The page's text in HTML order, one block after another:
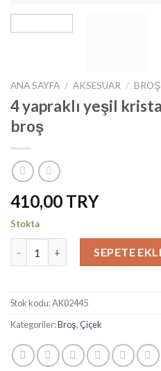
ANA SAYFA / AKSESUAR / BROŞ
4 yapraklı yeşil
broş
410,00
Stokta
SEPETE
Stok kodu:AK02445
Kategoriler:Broş,Çiçek